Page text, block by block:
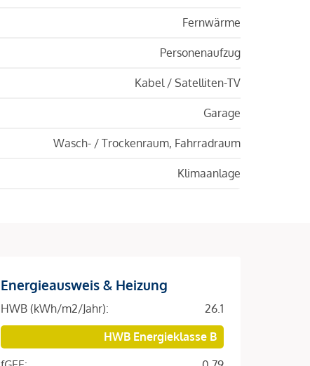
Fernwärme
Personenaufzug
Kabel / Satelliten-TV
Garage
Wasch- / Trockenraum, Fahrradraum
Klimaanlage
Energieausweis & Heizung
HWB (kWh/m2/Jahr):
26.1
HWB Energieklasse B